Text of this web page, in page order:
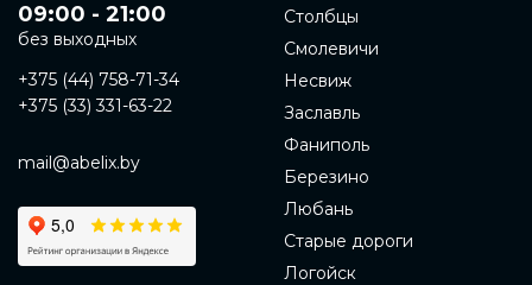
09:00 - 21:00
без выходных
+375 (44) 758-71-34
+375 (33) 331-63-22
mail@abelix.by
Столбцы
Смолевичи
Несвиж
Заславль
Фаниполь
Березино
Любань
Старые дороги
Логойск